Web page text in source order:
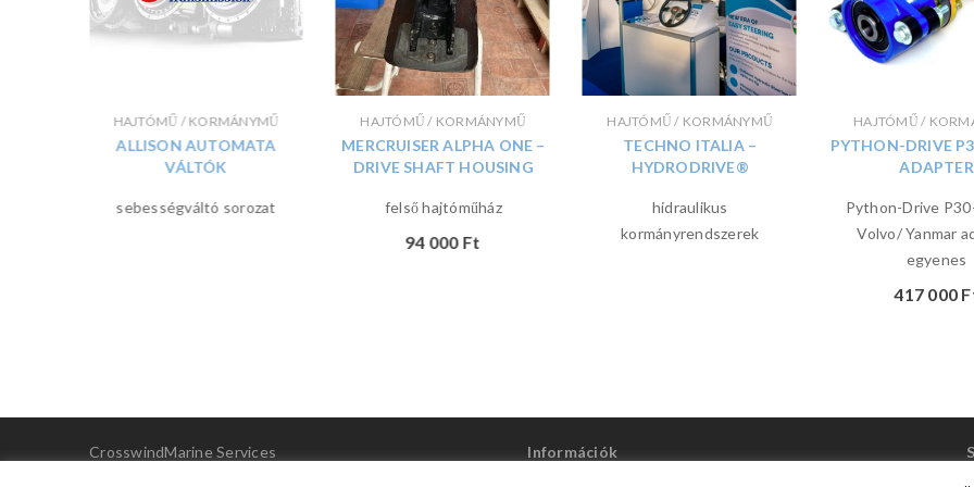
HAJTÓMŰ / KORMÁNYMŰ
ALLISON AUTOMATA
VÁLTÓK
sebességváltó sorozat
HAJTÓMŰ / KORMÁNYMŰ
MERCRUISER ALPHA ONE –
DRIVE SHAFT HOUSING
felső hajtóműház
94 000 Ft
HAJTÓMŰ / KORMÁNYMŰ
TECHNO ITALIA –
HYDRODRIVE®
hidraulikus
kormányrendszerek
HAJTÓMŰ /
PYTHON-DRIVE
ADAPTER
Python-Drive
Volvo/ Yanmar
egyenes
417 000
CrosswindMarine Services Információk